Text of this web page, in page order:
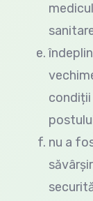
nu a